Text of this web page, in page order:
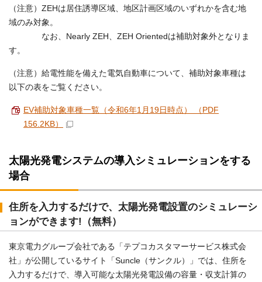
（注意）ZEHは居住誘導区域、地区計画区域のいずれかを含む地
域のみ対象。
なお、Nearly ZEH、ZEH Orientedは補助対象外となりま
す。
（注意）給電性能を備えた電気自動車について、補助対象車種は
以下の表をご覧ください。
EV補助対象車種一覧（令和6年1月19日時点） （PDF
156.2KB）
太陽光発電システムの導入シミュレーションをする
場合
住所を入力するだけで、太陽光発電設置のシミュレーシ
ョンができます!（無料）
東京電力グループ会社である「テプコカスタマーサービス株式会
社」が公開しているサイト「Suncle（サンクル）」では、住所を
入力するだけで、導入可能な太陽光発電設備の容量・収支計算の